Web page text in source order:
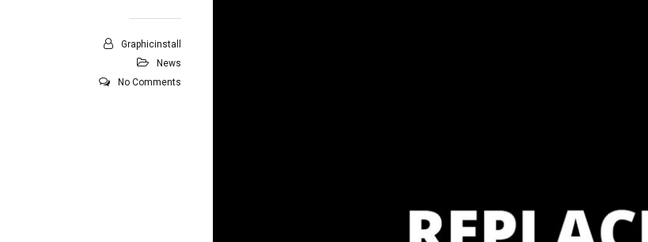
Graphicinstall
News
No Comments